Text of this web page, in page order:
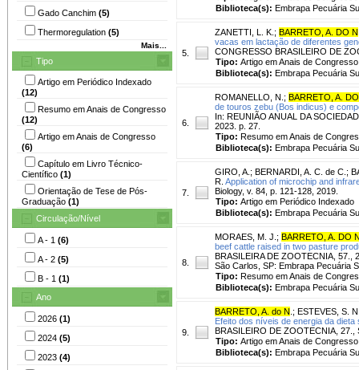
Gado Canchim (5)
Thermoregulation (5)
Mais...
Tipo
Artigo em Periódico Indexado
(12)
Resumo em Anais de Congresso
(12)
Artigo em Anais de Congresso
(6)
Capítulo em Livro Técnico-
Científico (1)
Orientação de Tese de Pós-
Graduação (1)
Circulação/Nível
A - 1 (6)
A - 2 (5)
B - 1 (1)
Ano
2026 (1)
2024 (5)
2023 (4)
Biblioteca(s): Embrapa Pecuária
5.
ZANETTI, L. K. ; BARRETO, A. DO N
vacas em lactação de diferentes
CONGRESSO BRASILEIRO DE
Tipo: Artigo em Anais de Congresso
Biblioteca(s): Embrapa Pecuária
6.
ROMANELLO, N. ; BARRETO, A.
de touros zebu (Bos indicus) e
In: REUNIÃO ANUAL DA
2023. p. 27.
Tipo: Resumo em Anais de
Biblioteca(s): Embrapa Pecuária
7.
GIRO, A. ; BERNARDI, A. C. de C. ;
R. Application of microchip and
Biology, v. 84, p. 121-128, 2019.
Tipo: Artigo em Periódico Indexado
Biblioteca(s): Embrapa Pecuária
8.
MORAES, M. J. ; BARRETO, A. DO
beef cattle raised in two pasture
BRASILEIRA DE ZOOTECNIA, 57.,
São Carlos, SP: Embrapa Pecuária
Tipo: Resumo em Anais de
Biblioteca(s): Embrapa Pecuária
9.
BARRETO, A. do N ; ESTEVES, S.
Efeito dos níveis de energia da
BRASILEIRO DE ZOOTECNIA, 27.,
Tipo: Artigo em Anais de Congresso
Biblioteca(s): Embrapa Pecuária